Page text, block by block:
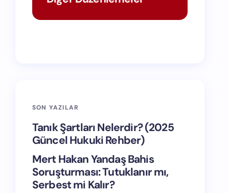
SON YAZILAR
Tanık Şartları Nelerdir? (2025
Güncel Hukuki Rehber)
Mert Hakan Yandaş Bahis
Soruşturması: Tutuklanır mı,
Serbest mi Kalır?